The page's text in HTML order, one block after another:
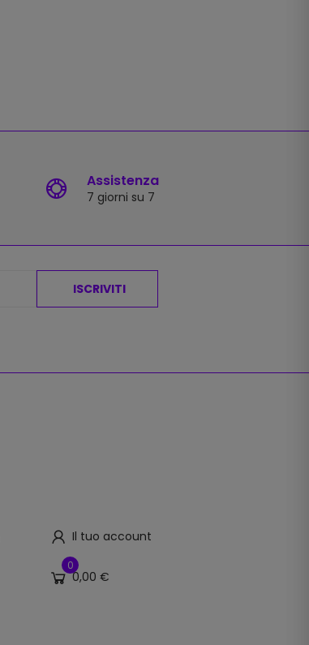
Assistenza
7 giorni su 7
ISCRIVITI
Il tuo account
0
0,00 €